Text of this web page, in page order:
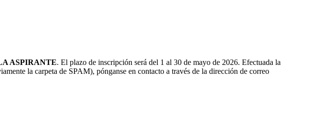
ASPIRANTE. El plazo de inscripción será del 1 al 30 de mayo de 2026. Efectuada la
la carpeta de SPAM), pónganse en contacto a través de la dirección de correo